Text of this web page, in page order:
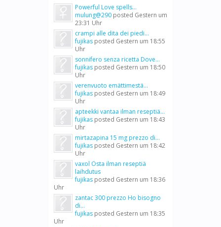
Powerful Love spells...
mulung@290 posted Gestern um
23:31 Uhr
crampi alle dita dei piedi...
fujikas posted Gestern um 18:55
Uhr
sonnifero senza ricetta Dove...
fujikas posted Gestern um 18:50
Uhr
verenvuoto emättimestä...
fujikas posted Gestern um 18:49
Uhr
apteekki vantaa ilman reseptiä...
fujikas posted Gestern um 18:43
Uhr
mirtazapina 15 mg prezzo di...
fujikas posted Gestern um 18:42
Uhr
vaxol Osta ilman reseptiä
laihdutus
fujikas posted Gestern um 18:36
Uhr
zantac 300 prezzo Ho bisogno
di...
fujikas posted Gestern um 18:35
Uhr